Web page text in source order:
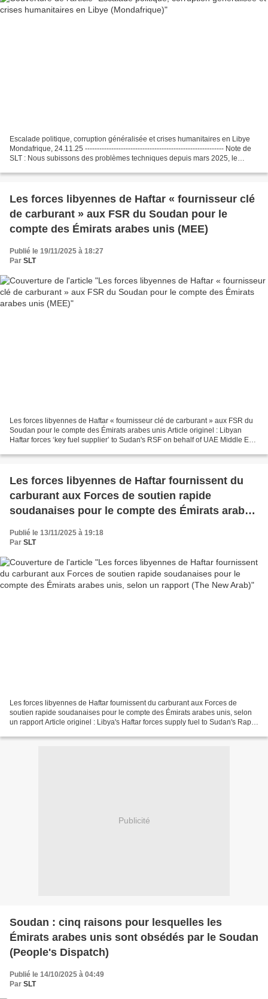
Escalade politique, corruption généralisée et crises humanitaires en Libye
Mondafrique, 24.11.25 ---------------------------------------------------------- Note de
SLT : Nous subissons des problèmes techniques depuis mars 2025, le
Les forces libyennes de Haftar « fournisseur clé
de carburant » aux FSR du Soudan pour le
compte des Émirats arabes unis (MEE)
Publié le 19/11/2025 à 18:27
Par SLT
Les forces libyennes de Haftar « fournisseur clé de carburant » aux FSR du
Soudan pour le compte des Émirats arabes unis Article originel : Libyan
Haftar forces ‘key fuel supplier’ to Sudan's RSF on behalf of UAE Middle East
Les forces libyennes de Haftar fournissent du
carburant aux Forces de soutien rapide
soudanaises pour le compte des Émirats arabes
unis, selon un rapport (The New Arab)
Publié le 13/11/2025 à 19:18
Par SLT
Les forces libyennes de Haftar fournissent du carburant aux Forces de
soutien rapide soudanaises pour le compte des Émirats arabes unis, selon
un rapport Article originel : Libya's Haftar forces supply fuel to Sudan's Rapid
Publicité
Soudan : cinq raisons pour lesquelles les
Émirats arabes unis sont obsédés par le Soudan
(People's Dispatch)
Publié le 14/10/2025 à 04:49
Par SLT